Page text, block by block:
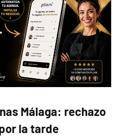
Málaga: rechazo
la tarde